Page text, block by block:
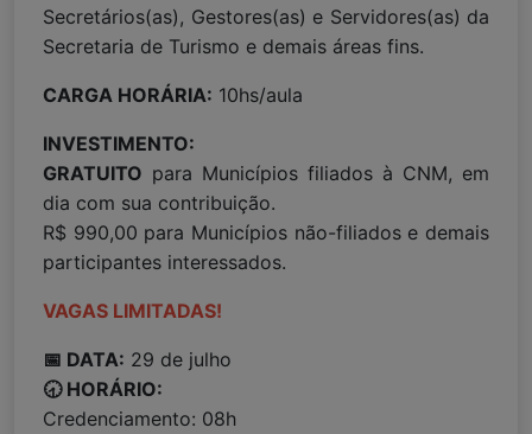
Secretários(as), Gestores(as) e Servidores(as) da
Secretaria de Turismo e demais áreas fins.
CARGA HORÁRIA: 10hs/aula
INVESTIMENTO:
GRATUITO para Municípios filiados à CNM, em
dia com sua contribuição.
R$ 990,00 para Municípios não-filiados e demais
participantes interessados.
VAGAS LIMITADAS!
📅 DATA: 29 de julho
🕣 HORÁRIO:
Credenciamento: 08h